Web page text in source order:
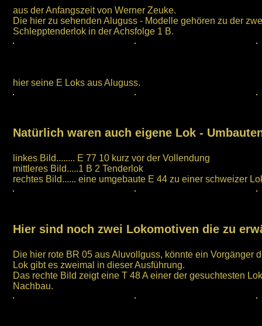
aus der Anfangszeit von Werner Zeuke.
Die hier zu sehenden Aluguss - Modelle gehören zu der
Schlepptenderlok in der Achsfolge 1 B.
hier seine E Loks aus Aluguss.
Natürlich waren auch eigene Lok -
linkes Bild........ E 77 10 kurz vor der Vollendung
mittleres Bild.....1 B 2 Tenderlok
rechtes Bild...... eine umgebaute E 44 zu einer schweizer
Hier sind noch zwei Lokomotiven die zu
Die hier rote BR 05 aus Aluvollguss, könnte ein Vorgänger
Lok gibt es zweimal in dieser Ausführung.
Das rechte Bild zeigt eine T 48 A einer der gesuchtesten
Nachbau.